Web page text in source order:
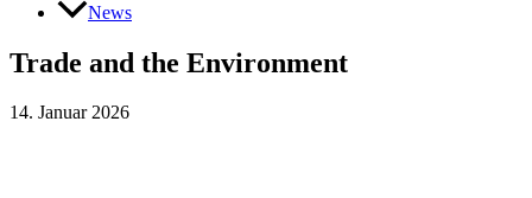
News
Trade and the Environment
14. Januar 2026